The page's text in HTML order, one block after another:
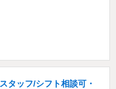
タッフ/シフト相談可・